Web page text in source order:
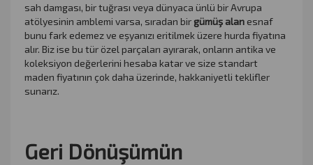
sah damgası, bir tuğrası veya dünyaca ünlü bir Avrupa
atölyesinin amblemi varsa, sıradan bir gümüş alan esnaf
bunu fark edemez ve eşyanızı eritilmek üzere hurda fiyatına
alır. Biz ise bu tür özel parçaları ayırarak, onların antika ve
koleksiyon değerlerini hesaba katar ve size standart
maden fiyatının çok daha üzerinde, hakkaniyetli teklifler
sunarız.
Geri Dönüşümün